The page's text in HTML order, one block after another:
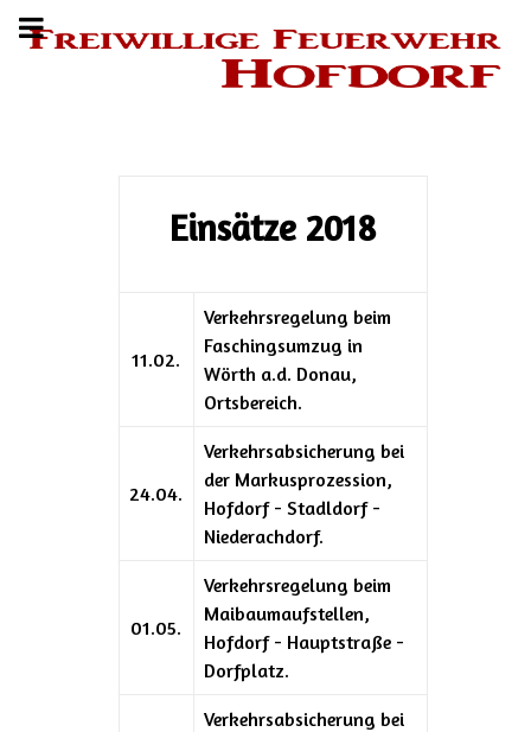
Einsätze 2018
11.02.
Verkehrsregelung beim
Faschingsumzug in
Wörth a.d. Donau,
Ortsbereich.
24.04.
Verkehrsabsicherung bei
der Markusprozession,
Hofdorf - Stadldorf -
Niederachdorf.
01.05.
Verkehrsregelung beim
Maibaumaufstellen,
Hofdorf - Hauptstraße -
Dorfplatz.
Verkehrsabsicherung bei